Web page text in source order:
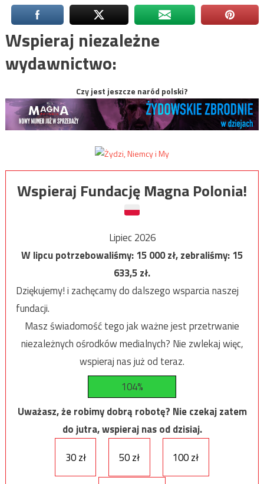
Wspieraj niezależne
wydawnictwo:
Czy jest jeszcze naród polski?
Wspieraj Fundację Magna Polonia!
Lipiec 2026
W lipcu potrzebowaliśmy:15 000zł, zebraliśmy:15
633,5zł.
Dziękujemy! i zachęcamy do dalszego wsparcia naszej
fundacji.
Masz świadomość tego jak ważne jest przetrwanie
niezależnych ośrodków medialnych? Nie zwlekaj więc,
wspieraj nas już od teraz.
104%
Uważasz, że robimy dobrą robotę? Nie czekaj zatem
do jutra, wspieraj nas od dzisiaj.
30 zł
50 zł 100 zł